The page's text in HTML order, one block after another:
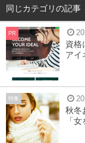
同じカテゴリの記事
PR
資格
アイ
特集
秋冬
「